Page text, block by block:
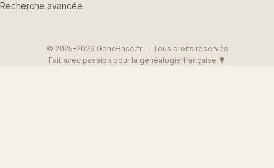
Recherche avancée
© 2025–2026 GeneBase.fr — Tous droits réservés
Fait avec passion pour la généalogie française 🌳